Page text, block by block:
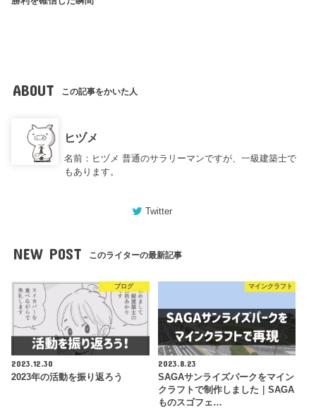
ABOUT この記事をかいた人
ヒヅメ
名前：ヒヅメ 普通のサラリーマンですが、一級建築士で
もあります。
Twitter
NEW POST このライターの最新記事
ブログ
2023.12.30
2023年の活動を振り返ろう
マインクラフト
2023.8.23
SAGAサンライズパークをマイン
クラフトで制作しました｜SAGA
ものスゴフェ…